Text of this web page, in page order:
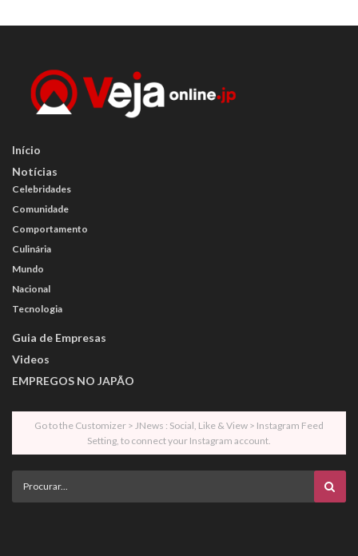
Início
Notícias
Celebridades
Comunidade
Comportamento
Culinária
Mundo
Nacional
Tecnologia
Guia de Empresas
Videos
EMPREGOS NO JAPÃO
Go to the Customizer > JNews : Social, Like & View > Instagram Feed
Setting, to connect your Instagram account.